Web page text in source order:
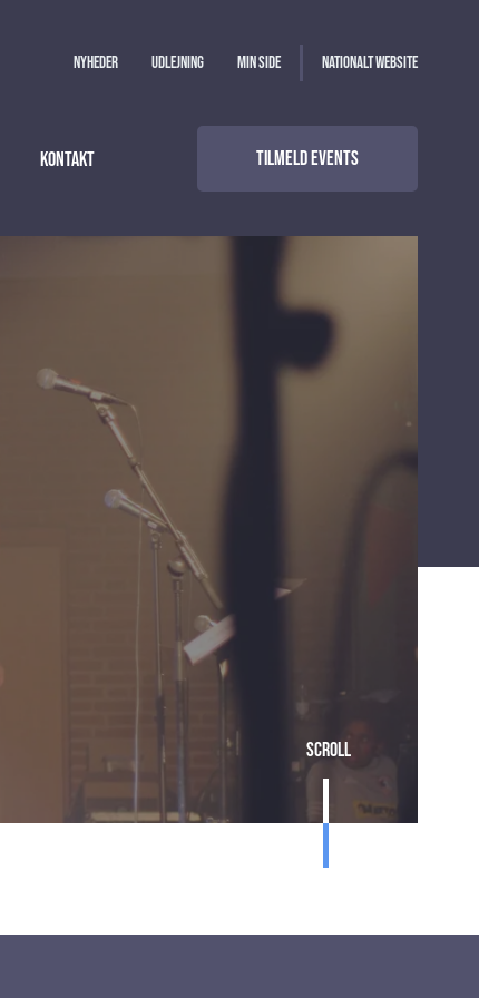
Nyheder Udlejning Min side Nationalt website
Kontakt Tilmeld events
Scroll